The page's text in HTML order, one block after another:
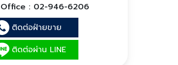
Office : 02-946-6206
ติดต่อฝ่ายขาย
ติดต่อผ่าน LINE